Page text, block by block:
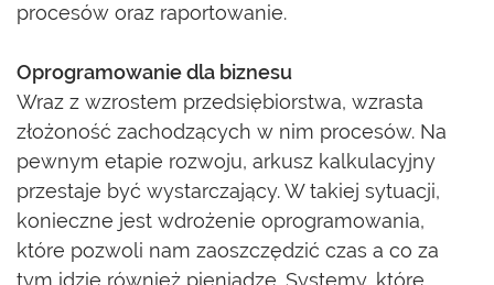
procesów oraz raportowanie.
Oprogramowanie dla biznesu
Wraz z wzrostem przedsiębiorstwa, wzrasta
złożoność zachodzących w nim procesów. Na
pewnym etapie rozwoju, arkusz kalkulacyjny
przestaje być wystarczający. W takiej sytuacji,
konieczne jest wdrożenie oprogramowania,
które pozwoli nam zaoszczędzić czas a co za
tym idzie również pieniądze. Systemy, które